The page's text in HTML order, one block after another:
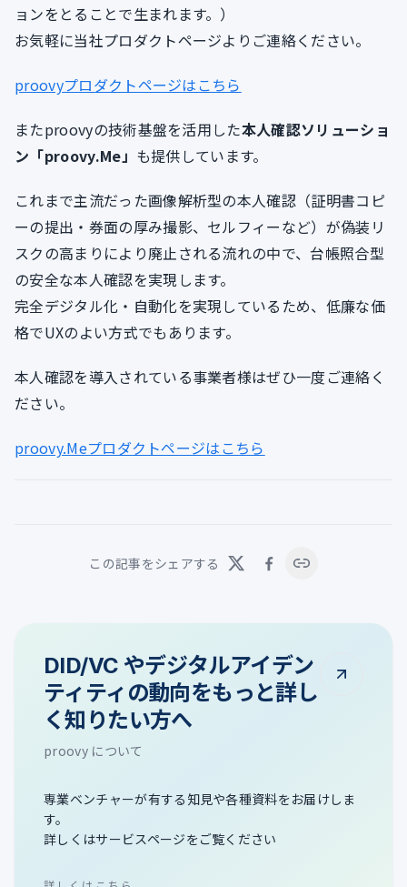
ョンをとることで生まれます。）
お気軽に当社プロダクトページよりご連絡ください。
proovyプロダクトページはこちら
またproovyの技術基盤を活用した本人確認ソリューショ
ン「proovy.Me」 も提供しています。
これまで主流だった画像解析型の本人確認（証明書コピ
ーの提出・券面の厚み撮影、セルフィーなど）が偽装リ
スクの高まりにより廃止される流れの中で、台帳照合型
の安全な本人確認を実現します。
完全デジタル化・自動化を実現しているため、低廉な価
格でUXのよい方式でもあります。
本人確認を導入されている事業者様はぜひ一度ご連絡く
ださい。
proovy.Meプロダクトページはこちら
この記事をシェアする
DID/VC やデジタルアイデン
ティティの動向をもっと詳し
く知りたい方へ
proovy について
専業ベンチャーが有する知見や各種資料をお届けしま
す。
詳しくはサービスページをご覧ください